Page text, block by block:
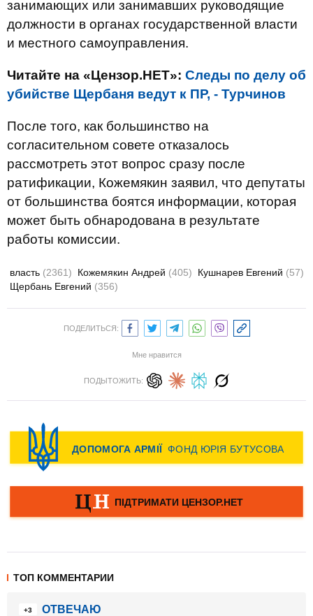
занимающих или занимавших руководящие
должности в органах государственной власти
и местного самоуправления.
Читайте на «Цензор.НЕТ»: Следы по делу об
убийстве Щербаня ведут к ПР, - Турчинов
После того, как большинство на
согласительном совете отказалось
рассмотреть этот вопрос сразу после
ратификации, Кожемякин заявил, что депутаты
от большинства боятся информации, которая
может быть обнародована в результате
работы комиссии.
власть (2361) Кожемякин Андрей (405) Кушнарев Евгений (57)
Щербань Евгений (356)
ПОДЕЛИТЬСЯ:
Мне нравится
ПОДЫТОЖИТЬ:
ТОП КОММЕНТАРИИ
+3 ОТВЕЧАЮ